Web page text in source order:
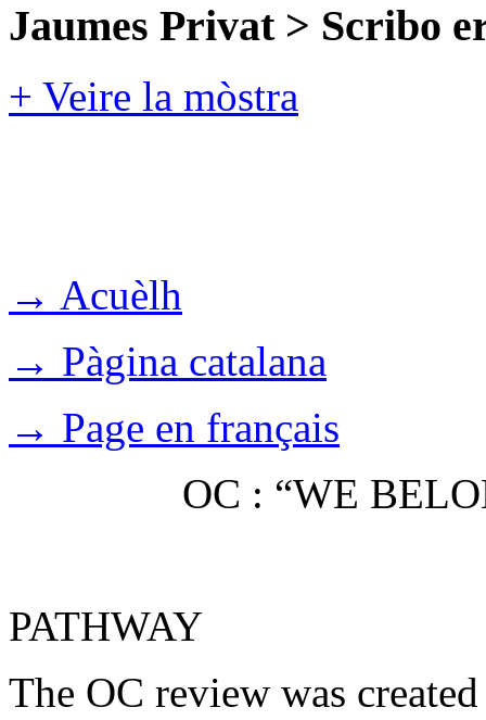
Jaumes Privat > Scribo
+ Veire la mòstra
→ Acuèlh
→ Pàgina catalana
→ Page en français
OC : “WE
PATHWAY
The OC review was